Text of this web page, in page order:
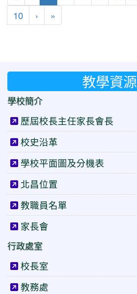
10
› 下一頁
»
教學資源
學校簡介
歷屆校長主任家長會長
校史沿革
學校平面圖及分機表
北昌位置
教職員名單
家長會
行政處室
校長室
教務處